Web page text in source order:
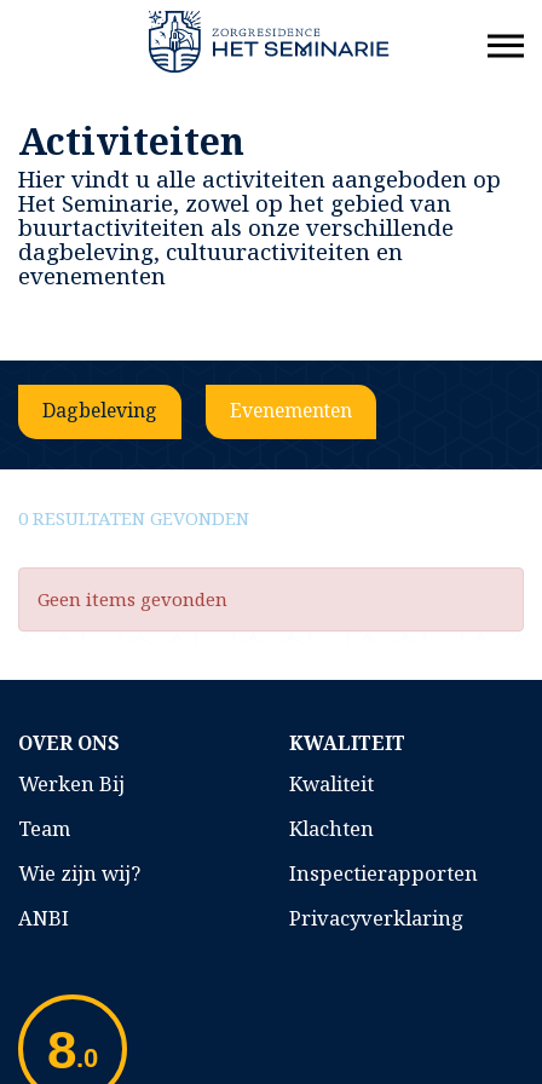
Activiteiten
Hier vindt u alle activiteiten aangeboden op
Het Seminarie, zowel op het gebied van
buurtactiviteiten als onze verschillende
dagbeleving, cultuuractiviteiten en
evenementen
Dagbeleving Evenementen
0 RESULTATEN GEVONDEN
Geen items gevonden
OVER ONS
Werken Bij
Team
Wie zijn wij?
ANBI
KWALITEIT
Kwaliteit
Klachten
Inspectierapporten
Privacyverklaring
8.0